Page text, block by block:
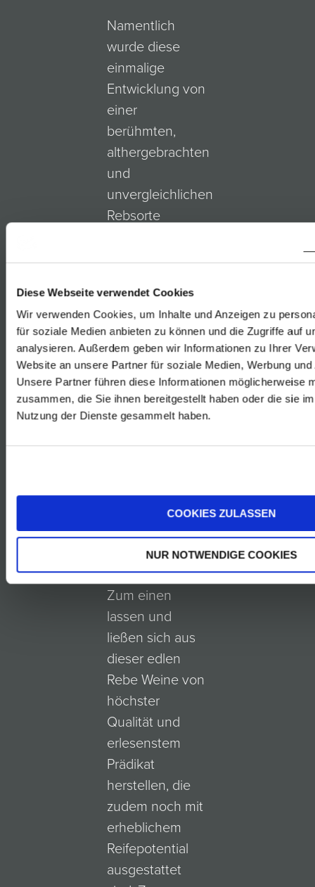
Diese Webseite verwendet Cookies
Wir verwenden Cookies, um Inhalte und Anzeigen zu
für soziale Medien anbieten zu können und die Zugriffe auf
analysieren. Außerdem geben wir Informationen zu Ihrer
Website an unsere Partner für soziale Medien, Werbung
Unsere Partner führen diese Informationen möglicherweise
zusammen, die Sie ihnen bereitgestellt haben oder die sie
Nutzung der Dienste gesammelt haben.
COOKIES ZULASSEN
NUR NOTWENDIGE COOKIES
Namentlich
wurde diese
einmalige
Entwicklung von
einer
berühmten,
althergebrachten
und
unvergleichlichen
Rebsorte
das schon seit
Jahren: dem
Furmint (Šipon).
Bis zur
Reblauskatastrophe
Anfang der
1890er-Jahre
galt der Furmint
Hauptsorte des
Ruster
Hügellands. Die
Gründe dafür?
Zum einen
lassen und
ließen sich aus
dieser edlen
Rebe Weine von
höchster
Qualität und
erlesenstem
Prädikat
herstellen, die
zudem noch mit
erheblichem
Reifepotential
ausgestattet